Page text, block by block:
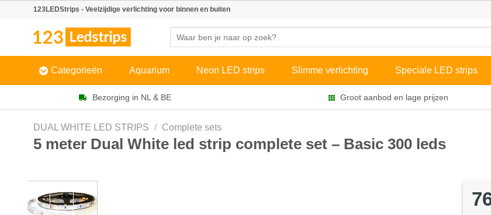
123LEDStrips - Veelzijdige verlichting voor binnen en buiten
Categorieën Aquarium Neon LED strips Slimme verlichting Speciale LED strips
Bezorging in NL & BE Groot aanbod en lage prijzen
DUAL WHITE LED STRIPS / Complete sets
5 meter Dual White led strip complete set – Basic 300 leds